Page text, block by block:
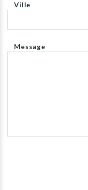
Ville
Message